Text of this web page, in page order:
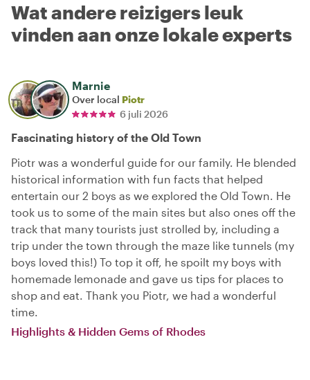
Wat andere reizigers leuk
vinden aan onze lokale experts
Marnie
Over local Piotr
6 juli 2026
Fascinating history of the Old Town
Piotr was a wonderful guide for our family. He blended
historical information with fun facts that helped
entertain our 2 boys as we explored the Old Town. He
took us to some of the main sites but also ones off the
track that many tourists just strolled by, including a
trip under the town through the maze like tunnels (my
boys loved this!) To top it off, he spoilt my boys with
homemade lemonade and gave us tips for places to
shop and eat. Thank you Piotr, we had a wonderful
time.
Highlights & Hidden Gems of Rhodes